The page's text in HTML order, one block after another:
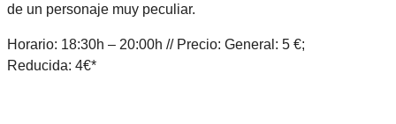
de un personaje muy peculiar.
Horario: 18:30h – 20:00h // Precio: General: 5 €;
Reducida: 4€*